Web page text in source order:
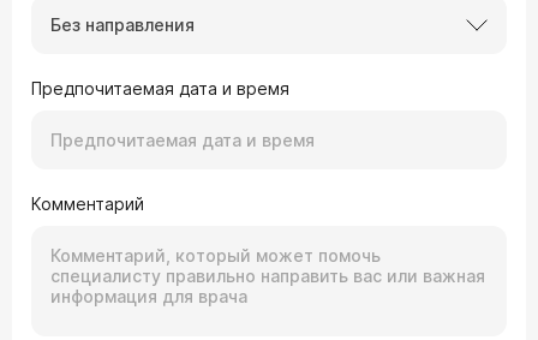
Без направления
Предпочитаемая дата и время
Комментарий